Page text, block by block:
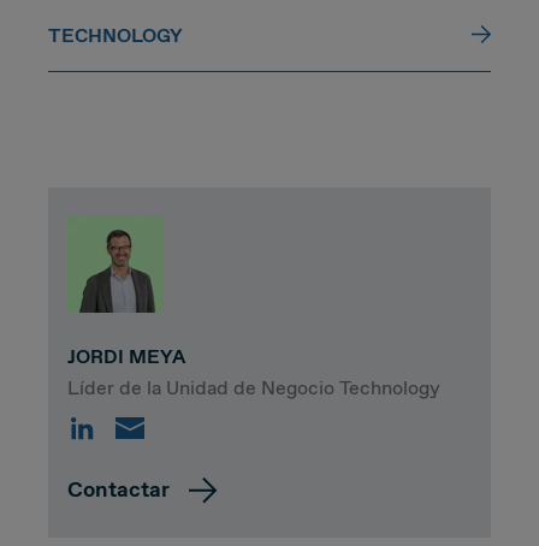
TECHNOLOGY
JORDI MEYA
Líder de la Unidad de Negocio Technology
Contactar